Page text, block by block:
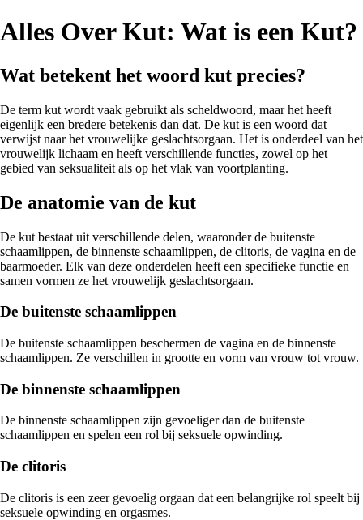
Alles Over Kut: Wat is een Kut?
Wat betekent het woord kut precies?
De term kut wordt vaak gebruikt als scheldwoord, maar het heeft
eigenlijk een bredere betekenis dan dat. De kut is een woord dat
verwijst naar het vrouwelijke geslachtsorgaan. Het is onderdeel van het
vrouwelijk lichaam en heeft verschillende functies, zowel op het
gebied van seksualiteit als op het vlak van voortplanting.
De anatomie van de kut
De kut bestaat uit verschillende delen, waaronder de buitenste
schaamlippen, de binnenste schaamlippen, de clitoris, de vagina en de
baarmoeder. Elk van deze onderdelen heeft een specifieke functie en
samen vormen ze het vrouwelijk geslachtsorgaan.
De buitenste schaamlippen
De buitenste schaamlippen beschermen de vagina en de binnenste
schaamlippen. Ze verschillen in grootte en vorm van vrouw tot vrouw.
De binnenste schaamlippen
De binnenste schaamlippen zijn gevoeliger dan de buitenste
schaamlippen en spelen een rol bij seksuele opwinding.
De clitoris
De clitoris is een zeer gevoelig orgaan dat een belangrijke rol speelt bij
seksuele opwinding en orgasmes.